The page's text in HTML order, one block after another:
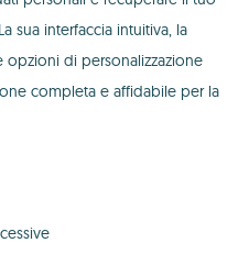
sua interfaccia intuitiva, la
di personalizzazione
completa e affidabile per la